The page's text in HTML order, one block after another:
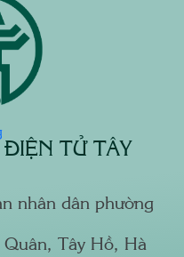
TỬ TÂY
nhân dân phường
Tây Hồ, Hà